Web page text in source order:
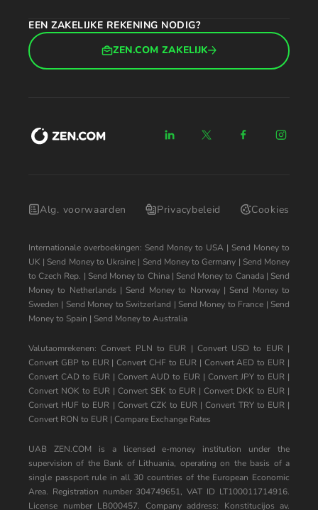
EEN ZAKELIJKE REKENING NODIG?
ZEN.COM ZAKELIJK
Alg. voorwaarden Privacybeleid Cookies
Internationale overboekingen: Send Money to USA | Send Money to
UK | Send Money to Ukraine | Send Money to Germany | Send Money
to Czech Rep. | Send Money to China| Send Money to Canada| Send
Money to Netherlands | Send Money to Norway| Send Money to
Sweden | Send Money to Switzerland | Send Money to France | Send
Money to Spain | Send Money to Australia
Valutaomrekenen:Convert PLN to EUR | Convert USD to EUR|
Convert GBP to EUR|Convert CHF to EUR| Convert AED to EUR |
Convert CAD to EUR | Convert AUD to EUR | Convert JPY to EUR |
Convert NOK to EUR| Convert SEK to EUR |Convert DKK to EUR |
Convert HUF to EUR | Convert CZK to EUR |Convert TRY to EUR|
Convert RON to EUR | Compare Exchange Rates
UAB ZEN.COM is a licensed e-money institution under the
supervision of the Bank of Lithuania, operating on the basis of a
single passport rule in all 30 countries of the European Economic
Area. Registration number 304749651, VAT ID LT100011714916.
License number LB000457. Company address: Konstitucijos av.